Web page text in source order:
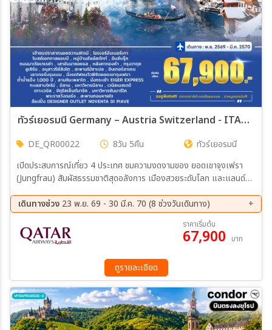
ทัวร์เยอรมนี Germany – Austria Switzerland - ITALY (Jungfrau) 8วัน 5คืน (QR)
DE_QR00022 8วัน 5คืน
ทัวร์เยอรมนี
เปิดประสบการณ์เที่ยว 4 ประเทศ ชมความงดงามของ ยอดเขาจุงเฟรา
(Jungfrau) สัมผัสธรรมชาติสุดอลังการ เมืองสวยระดับโลก และแลนด์
ประทับใจในทริปเดียว.
เดินทางช่วง 23 พ.ย. 69 - 30 มี.ค. 70 (8 ช่วงวันเดินทาง)
24 พ.ย. 69 - 01 ธ.ค. 69
05 ธ.ค. 69 - 12 ธ.ค. 69
22 ธ.ค. 69 - 29 ธ.ค. 69
23 ม.ค. 70 - 30 ม.ค. 70
20 ก.พ. 70 - 27 ก.พ. 70
23 มี.ค 70 - 30 มี.ค 70
ราคาเริ่มต้น
67,900 บาท
ดูรายละเอียด